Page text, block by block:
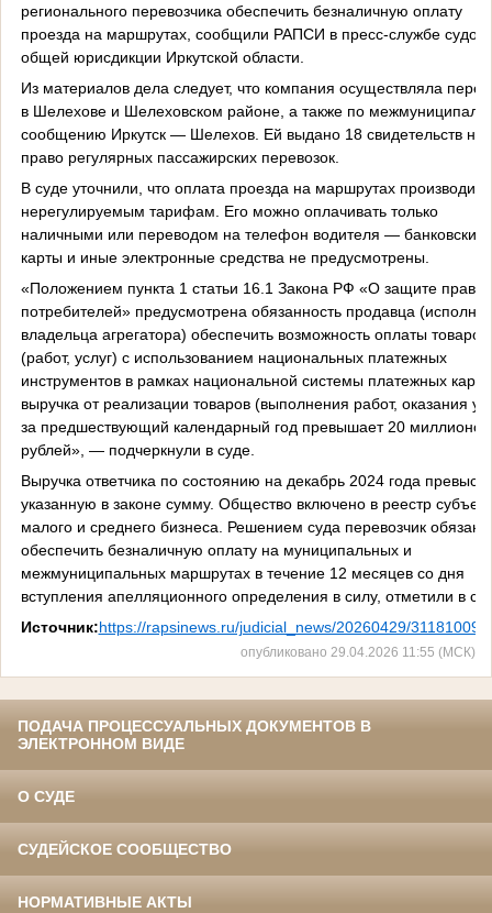
регионального перевозчика обеспечить безналичную оплату
проезда на маршрутах, сообщили РАПСИ в пресс-службе судов
общей юрисдикции Иркутской области.
Из материалов дела следует, что компания осуществляла
в Шелехове и Шелеховском районе, а также по
сообщению Иркутск — Шелехов. Ей выдано 18 свидетельств на
право регулярных пассажирских перевозок.
В суде уточнили, что оплата проезда на маршрутах
нерегулируемым тарифам. Его можно оплачивать только
наличными или переводом на телефон водителя — банковские
карты и иные электронные средства не предусмотрены.
«Положением пункта 1 статьи 16.1 Закона РФ «О защите прав
потребителей» предусмотрена обязанность продавца
владельца агрегатора) обеспечить возможность оплаты товаров
(работ, услуг) с использованием национальных платежных
инструментов в рамках национальной системы платежных карт,
выручка от реализации товаров (выполнения работ, оказания
за предшествующий календарный год превышает 20 миллионов
рублей», — подчеркнули в суде.
Выручка ответчика по состоянию на декабрь 2024 года
указанную в законе сумму. Общество включено в реестр
малого и среднего бизнеса. Решением суда перевозчик обязан
обеспечить безналичную оплату на муниципальных и
межмуниципальных маршрутах в течение 12 месяцев со дня
вступления апелляционного определения в силу, отметили в
Источник:https://rapsinews.ru/judicial_news/20260429/
опубликовано 29.04.2026 11:55 (МСК)
ПОДАЧА ПРОЦЕССУАЛЬНЫХ ДОКУМЕНТОВ В
ЭЛЕКТРОННОМ ВИДЕ
О СУДЕ
СУДЕЙСКОЕ СООБЩЕСТВО
НОРМАТИВНЫЕ АКТЫ